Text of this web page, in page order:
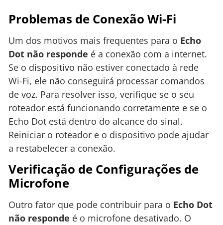
Problemas de Conexão Wi-Fi
Um dos motivos mais frequentes para o Echo
Dot não responde é a conexão com a internet.
Se o dispositivo não estiver conectado à rede
Wi-Fi, ele não conseguirá processar comandos
de voz. Para resolver isso, verifique se o seu
roteador está funcionando corretamente e se o
Echo Dot está dentro do alcance do sinal.
Reiniciar o roteador e o dispositivo pode ajudar
a restabelecer a conexão.
Verificação de Configurações de
Microfone
Outro fator que pode contribuir para o Echo Dot
não responde é o microfone desativado. O